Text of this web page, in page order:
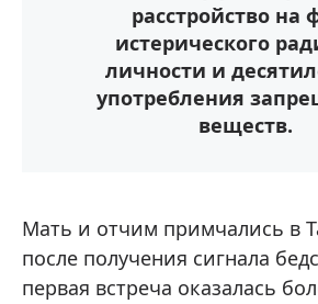
расстройство на
истерического
личности и
употребления
веществ.
Мать и отчим примчались в
после получения сигнала
первая встреча оказалась